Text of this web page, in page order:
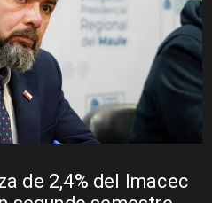
de 2,4% del Imacec